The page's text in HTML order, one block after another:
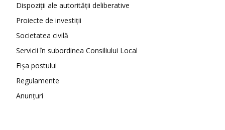
Dispoziții ale autorității deliberative
Proiecte de investiții
Societatea civilă
Servicii în subordinea Consiliului Local
Fișa postului
Regulamente
Anunțuri